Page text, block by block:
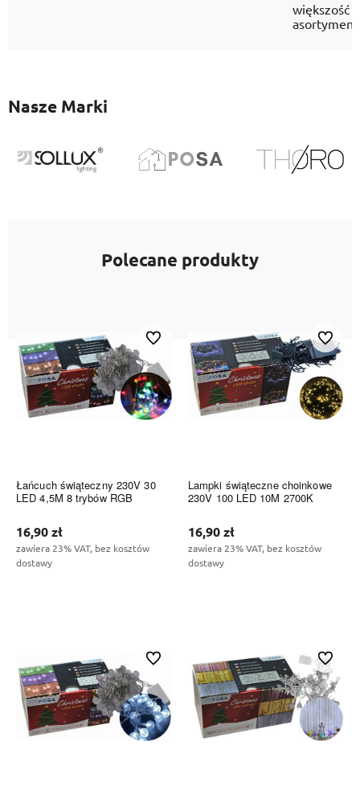
większość
Nasze Marki
Polecane produkty
Łańcuch świąteczny 230V 30
LED 4,5M 8 trybów RGB
16,90 zł
zawiera 23% VAT, bez kosztów
dostawy
Do ulubionych
Lampki świąteczne choinkowe
230V 100 LED 10M 2700K
16,90 zł
zawiera 23% VAT, bez kosztów
dostawy
Do
Do ulubionych Do